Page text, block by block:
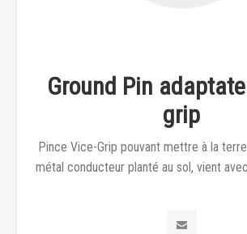
Ground Pin
grip
Pince Vice-Grip pouvant mettre à la
métal conducteur planté au sol, vient